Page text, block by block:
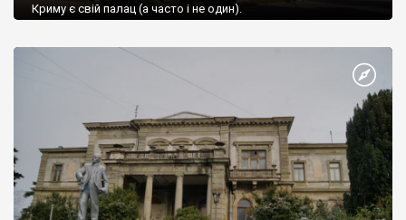
Криму є свій палац (а часто і не один).